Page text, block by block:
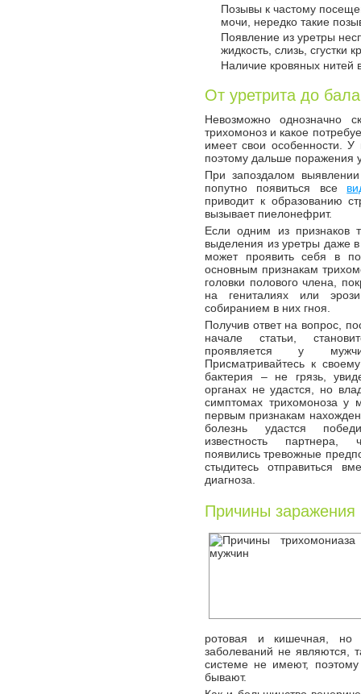
Позывы к частому
мочи, нередко такие
Появление из уретры
жидкость, слизь, сгустки
Наличие кровяных нитей
От уретрита до
Невозможно однозначно
трихомоноз и какое
имеет свои особенности. У
поэтому дальше поражения
При запоздалом
попутно появиться все
приводит к образованию
вызывает пиелонефрит.
Если одним из признаков
выделения из уретры даже
может проявить себя в
основным признакам
головки полового члена,
на гениталиях или
собиранием в них гноя.
Получив ответ на вопрос,
начале статьи,
проявляется у
Присматривайтесь к
бактерия – не грязь,
органах не удастся, но
симптомах трихомоноза у
первым признакам
болезнь удастся
известность
появились тревожные
стыдитесь отправиться
диагноза.
Причины
ротовая и кишечная, но
заболеваний не являются,
системе не имеют,
бывают.